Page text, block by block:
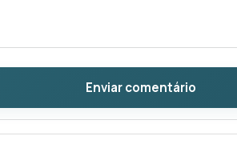
Enviar comentário